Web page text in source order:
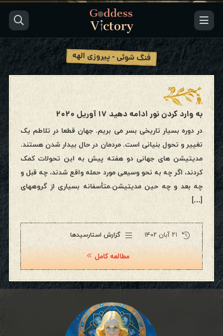
فنگ شوئی - پیروزی الهه
به وارد کردن نور ادامه دهید ۱۷ آوریل ۲۰۲۰
در دوره بسیار تاریخی بسر می بریم. جهان قطعا در تلاطم یک
تغییر و تحول بنیانی است. مردمان در حال بیدار شدن هستند.
مدیتیشن های جهانی دو هفته پیش به این تحولات کمک
کردند، اگر چه به نحو وسیعی مورد حمله واقع شدند، چه قبل و
چه بعد و چه حین مدیتیشن.متأسفانه بسیاری از گروههای
[…]
۲۱ آبان ۱۴۰۲ گزارش استارسیدها
مطالعه کامل